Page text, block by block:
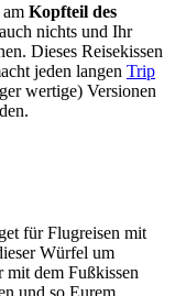
Kopfteil des
nichts und Ihr
Dieses Reisekissen
jeden langen Trip
wertige) Versionen
für Flugreisen mit
Würfel um
mit dem Fußkissen
und so Eurem